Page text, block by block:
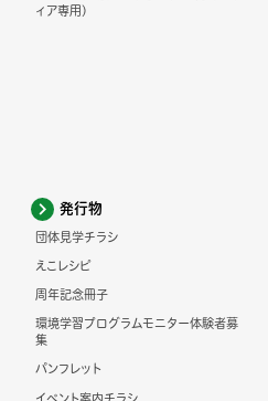
ィア専用)
発行物
団体見学チラシ
えこレシピ
周年記念冊子
環境学習プログラムモニター体験者募
集
パンフレット
イベント案内チラシ